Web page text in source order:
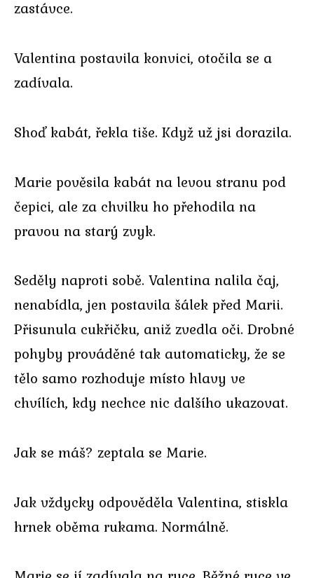
zastávce.
Valentina postavila konvici, otočila se a
zadívala.
Shoď kabát, řekla tiše. Když už jsi dorazila.
Marie pověsila kabát na levou stranu pod
čepici, ale za chvilku ho přehodila na
pravou na starý zvyk.
Seděly naproti sobě. Valentina nalila čaj,
nenabídla, jen postavila šálek před Marii.
Přisunula cukřičku, aniž zvedla oči. Drobné
pohyby prováděné tak automaticky, že se
tělo samo rozhoduje místo hlavy ve
chvílích, kdy nechce nic dalšího ukazovat.
Jak se máš? zeptala se Marie.
Jak vždycky odpověděla Valentina, stiskla
hrnek oběma rukama. Normálně.